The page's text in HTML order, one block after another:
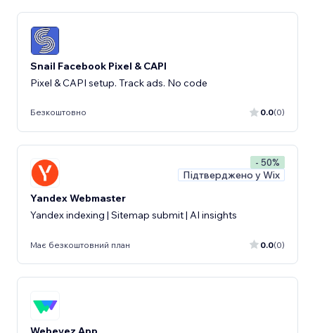
Snail Facebook Pixel & CAPI
Pixel & CAPI setup. Track ads. No code
Безкоштовно 0.0(0)
- 50%
Підтверджено у Wix
Yandex Webmaster
Yandex indexing | Sitemap submit | AI insights
Має безкоштовний план 0.0(0)